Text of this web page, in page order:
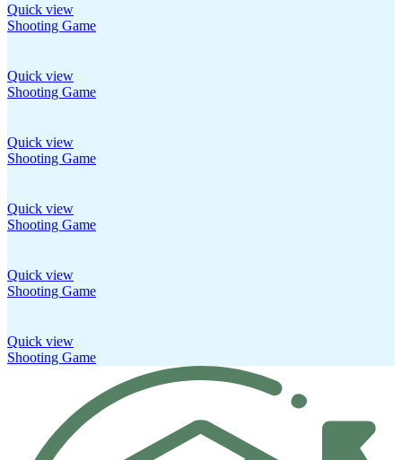
Quick view
Shooting Game
Quick view
Shooting Game
Quick view
Shooting Game
Quick view
Shooting Game
Quick view
Shooting Game
Quick view
Shooting Game